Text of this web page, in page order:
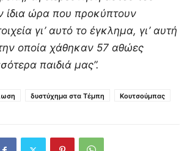
ίδια ώρα που προκύπτουν
γι’ αυτό το έγκλημα, γι’ αυτή
οποία χάθηκαν 57 αθώες
παιδιά μας”.
δυστύχημα στα Τέμπη Κουτσούμπας